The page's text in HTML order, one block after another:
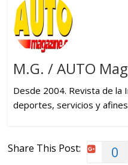
M.G. / AUTO
Desde 2004. Revista de la
deportes, servicios y
Share This Post: 0